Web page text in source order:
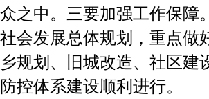
之中。三要加强工作保
会发展总体规划，重点做
规划、旧城改造、社区建
控体系建设顺利进行。